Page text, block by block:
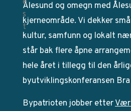
Ålesund og omegn med
kjerneområde. Vi dekker
kultur, samfunn og lokalt
står bak flere åpne
hele året i tillegg til den
byutviklingskonferansen
Bypatrioten jobber etterVær